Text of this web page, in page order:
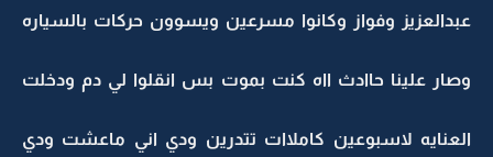
عبدالعزيز وفواز وكانوا مسرعين ويسوون حركات بالسياره
وصار علينا حاادث ااه كنت بموت بس انقلوا لي دم ودخلت
العنايه لاسبوعين كاملاات تتدرين ودي اني ماعشت ودي